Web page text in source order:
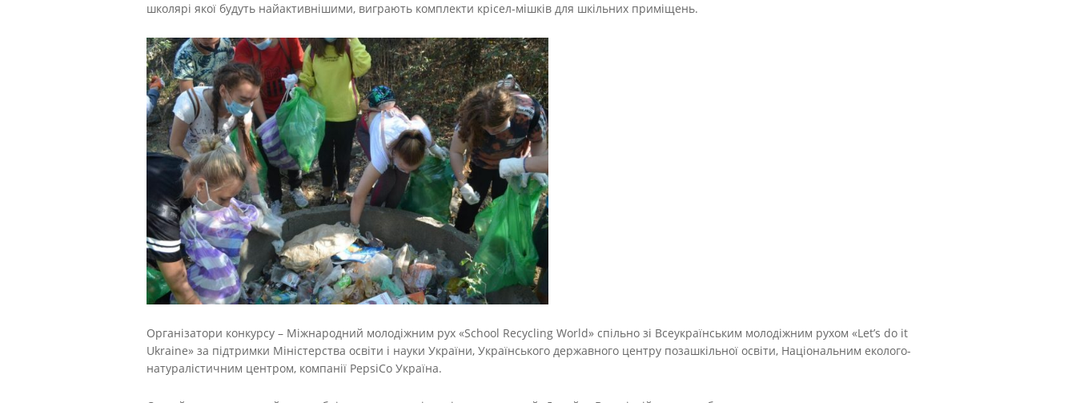
школярі якої будуть найактивнішими, виграють комплекти крісел-мішків для шкільних приміщень.
Організатори конкурсу – Міжнародний молодіжним рух «School Recycling World» спільно зі Всеукраїнським молодіжним рухом «Let’s do it
Ukraine» за підтримки Міністерства освіти і науки України, Українського державного центру позашкільної освіти, Національним еколого-
натуралістичним центром, компанії PepsiCo Україна.